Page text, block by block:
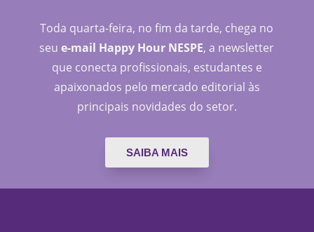
Toda quarta-feira, no fim da tarde, chega no
seue-mail Happy Hour NESPE, a newsletter
que conecta profissionais, estudantes e
apaixonados pelo mercado editorial às
principais novidades do setor.
SAIBA MAIS